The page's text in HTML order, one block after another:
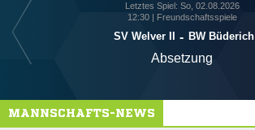
Letztes Spiel: So, 02.08.2026
12:30 | Freundschaftsspiele
SV Welver II - BW Büderich
Absetzung
MANNSCHAFTS-NEWS